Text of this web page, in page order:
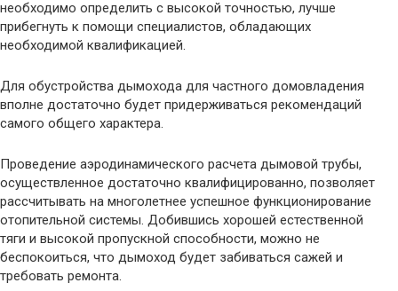
необходимо определить с высокой точностью, лучше
прибегнуть к помощи специалистов, обладающих
необходимой квалификацией.
Для обустройства дымохода для частного домовладения
вполне достаточно будет придерживаться рекомендаций
самого общего характера.
Проведение аэродинамического расчета дымовой трубы,
осуществленное достаточно квалифицированно, позволяет
рассчитывать на многолетнее успешное функционирование
отопительной системы. Добившись хорошей естественной
тяги и высокой пропускной способности, можно не
беспокоиться, что дымоход будет забиваться сажей и
требовать ремонта.